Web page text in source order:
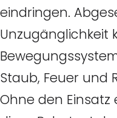
eindringen.
Unzugänglichkeit
Staub, Feuer und
Ohne den